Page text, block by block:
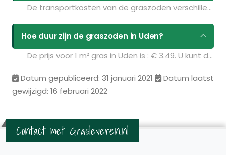
De transportkosten van de graszoden verschillen per postcodegebied en zijn afhankelijk van de hoeveelheid graszoden die u bestelt. Bent u benieuwd naar de prijzen? Vul uw gegevens in op de pagina
Hoe duur zijn de graszoden in Uden?
De prijs voor 1 m² gras in Uden is : € 3.49. U kunt deze graszoden bestellen via de volgende link:
Datum gepubliceerd: 31 januari 2021
Datum laatst
gewijzigd: 16 februari 2022
Contact met Grasleveren.nl